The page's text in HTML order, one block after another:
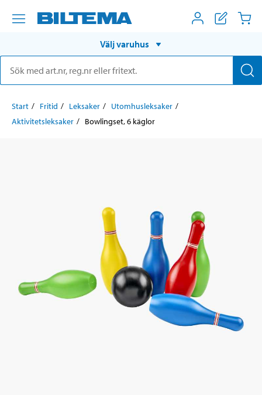
Välj varuhus
Start Fritid Leksaker
Utomhusleksaker
Aktivitetsleksaker
Bowlingset, 6 käglor